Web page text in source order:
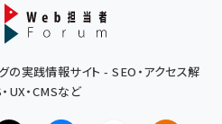
の実践情報サイト - SEO・アクセス解
UX・CMSなど